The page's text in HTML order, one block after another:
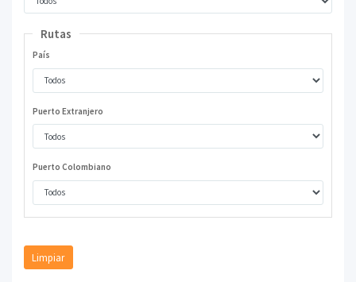
Rutas
País
Puerto Extranjero
Puerto Colombiano
Limpiar